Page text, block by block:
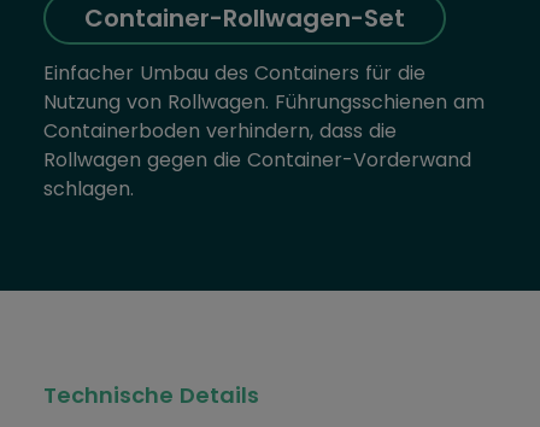
Container-Rollwagen-Set
Einfacher Umbau des Containers für die
Nutzung von Rollwagen. Führungsschienen am
Containerboden verhindern, dass die
Rollwagen gegen die Container-Vorderwand
schlagen.
Technische Details